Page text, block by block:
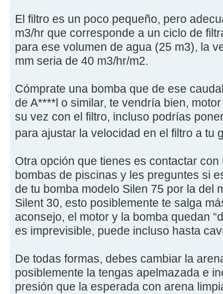
El filtro es un poco pequeño, pero
m3/hr que corresponde a un ciclo de
para ese volumen de agua (25 m3), la
mm seria de 40 m3/hr/m2.
Cómprate una bomba que de ese
de A****l o similar, te vendría bien,
su vez con el filtro, incluso podrías
para ajustar la velocidad en el filtro a tu
Otra opción que tienes es contactar
bombas de piscinas y les preguntes si
de tu bomba modelo Silen 75 por la del
Silent 30, esto posiblemente te salga
aconsejo, el motor y la bomba quedan
es imprevisible, puede incluso hasta
De todas formas, debes cambiar la
posiblemente la tengas apelmazada e
presión que la esperada con arena